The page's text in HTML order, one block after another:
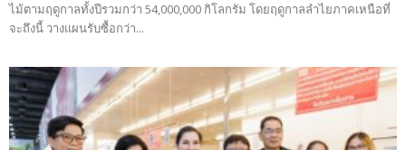
ไม้ตามฤดูกาลทั้งปีรวมกว่า 54,000,000 กิโลกรัม โดยฤดูกาลลำไยภาคเหนือที่
จะถึงนี้ วางแผนรับซื้อกว่า...